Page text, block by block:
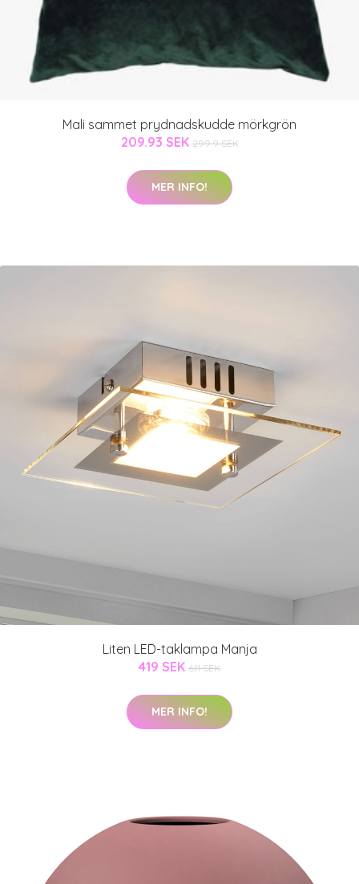
Mali sammet prydnadskudde mörkgrön
209.93 SEK 299.9 SEK
MER INFO!
Liten LED-taklampa Manja
419 SEK 611 SEK
MER INFO!